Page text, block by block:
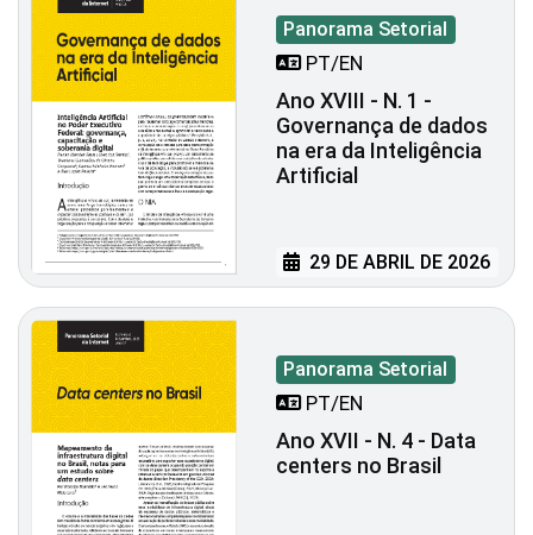
Panorama Setorial
PT/EN
Ano XVIII - N. 1 -
Governança de dados
na era da Inteligência
Artificial
29 DE ABRIL DE 2026
Panorama Setorial
PT/EN
Ano XVII - N. 4 - Data
centers no Brasil